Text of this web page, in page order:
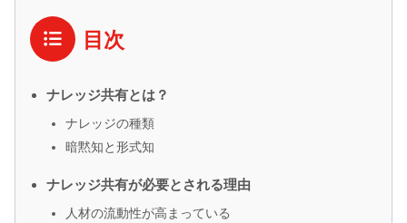
目次
ナレッジ共有とは？
ナレッジの種類
暗黙知と形式知
ナレッジ共有が必要とされる理由
人材の流動性が高まっている